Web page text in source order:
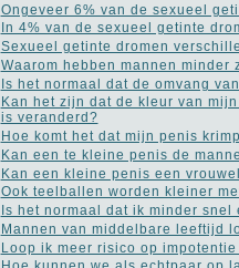
Ongeveer 6% van de sexueel
In 4% van de sexueel getinte
Sexueel getinte dromen
Waarom hebben mannen
Is het normaal dat de omvang
Kan het zijn dat de kleur van
is veranderd?
Hoe komt het dat mijn penis
Kan een te kleine penis de
Kan een kleine penis een
Ook teelballen worden kleiner
Is het normaal dat ik minder
Mannen van middelbare leeftijd
Loop ik meer risico op